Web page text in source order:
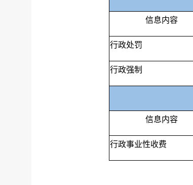
信息内容
行政处罚
行政强制
信息内容
行政事业性收费